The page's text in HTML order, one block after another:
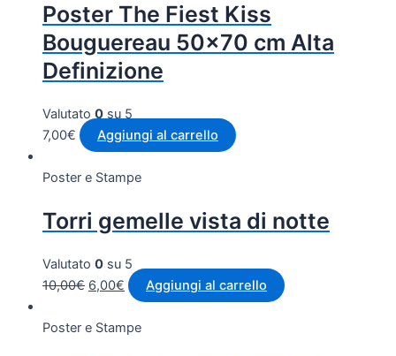
Poster The Fiest Kiss
Bouguereau 50×70 cm Alta
Definizione
Valutato 0 su 5
7,00€ Aggiungi al carrello
Poster e Stampe
Torri gemelle vista di notte
Valutato 0 su 5
10,00€ 6,00€ Aggiungi al carrello
Poster e Stampe